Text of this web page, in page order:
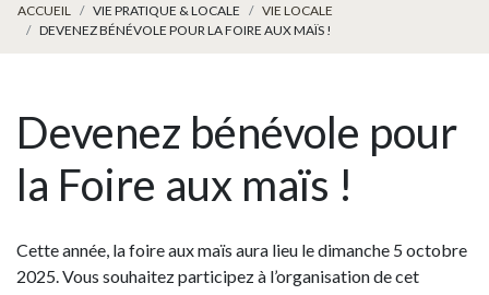
ACCUEIL VIE PRATIQUE & LOCALE
VIE LOCALE
DEVENEZ BÉNÉVOLE POUR LA FOIRE AUX MAÏS !
Devenez bénévole pour
la Foire aux maïs !
Cette année, la foire aux maïs aura lieu le dimanche 5 octobre
2025. Vous souhaitez participez à l’organisation de cet